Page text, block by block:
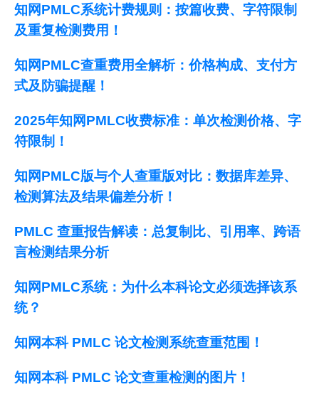
知网PMLC系统计费规则：按篇收费、字符限制
及重复检测费用！
知网PMLC查重费用全解析：价格构成、支付方
式及防骗提醒！
2025年知网PMLC收费标准：单次检测价格、字
符限制！
知网PMLC版与个人查重版对比：数据库差异、
检测算法及结果偏差分析！
PMLC 查重报告解读：总复制比、引用率、跨语
言检测结果分析
知网PMLC系统：为什么本科论文必须选择该系
统？
知网本科 PMLC 论文检测系统查重范围！
知网本科 PMLC 论文查重检测的图片！